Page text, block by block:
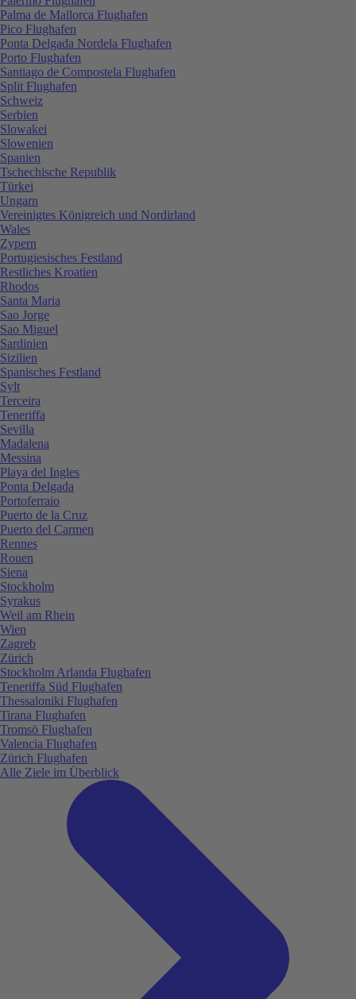
Palma de Mallorca Flughafen
Pico Flughafen
Ponta Delgada Nordela Flughafen
Porto Flughafen
Santiago de Compostela Flughafen
Split Flughafen
Schweiz
Serbien
Slowakei
Slowenien
Spanien
Tschechische Republik
Türkei
Ungarn
Vereinigtes Königreich und Nordirland
Wales
Zypern
Portugiesisches Festland
Restliches Kroatien
Rhodos
Santa Maria
Sao Jorge
Sao Miguel
Sardinien
Sizilien
Spanisches Festland
Sylt
Terceira
Teneriffa
Sevilla
Madalena
Messina
Playa del Ingles
Ponta Delgada
Portoferraio
Puerto de la Cruz
Puerto del Carmen
Rennes
Rouen
Siena
Stockholm
Syrakus
Weil am Rhein
Wien
Zagreb
Zürich
Stockholm Arlanda Flughafen
Teneriffa Süd Flughafen
Thessaloniki Flughafen
Tirana Flughafen
Tromsö Flughafen
Valencia Flughafen
Zürich Flughafen
Alle Ziele im Überblick